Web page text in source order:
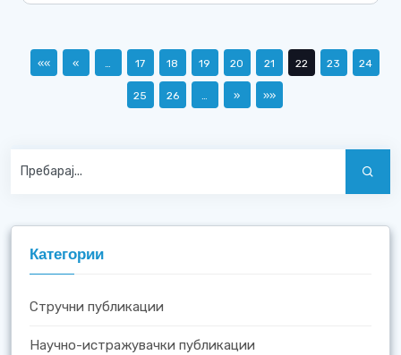
«« « 17 18 19 20 21 22 23 24
25 26 » »»
Категории
Стручни публикации
Научно-истражувачки публикации